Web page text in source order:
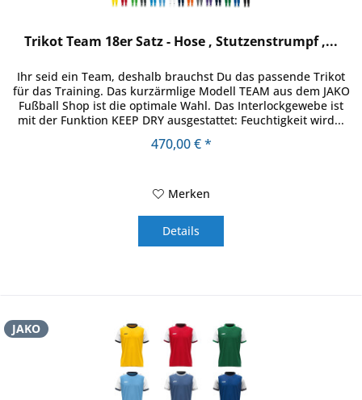
Trikot Team 18er Satz - Hose , Stutzenstrumpf ,...
Ihr seid ein Team, deshalb brauchst Du das passende Trikot
für das Training. Das kurzärmlige Modell TEAM aus dem JAKO
Fußball Shop ist die optimale Wahl. Das Interlockgewebe ist
mit der Funktion KEEP DRY ausgestattet: Feuchtigkeit wird...
470,00 € *
Merken
Details
JAKO